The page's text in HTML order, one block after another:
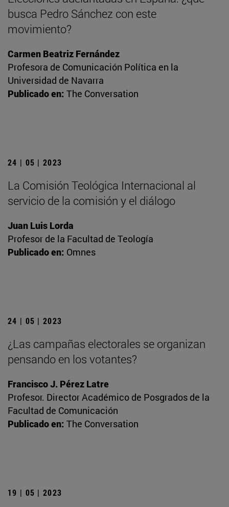
busca Pedro Sánchez con este
movimiento?
Carmen Beatriz Fernández
Profesora de Comunicación Política en la
Universidad de Navarra
Publicado en: The Conversation
24 | 05 | 2023
La Comisión Teológica Internacional al
servicio de la comisión y el diálogo
Juan Luis Lorda
Profesor de la Facultad de Teología
Publicado en: Omnes
24 | 05 | 2023
¿Las campañas electorales se organizan
pensando en los votantes?
Francisco J. Pérez Latre
Profesor. Director Académico de Posgrados de la
Facultad de Comunicación
Publicado en: The Conversation
19 | 05 | 2023